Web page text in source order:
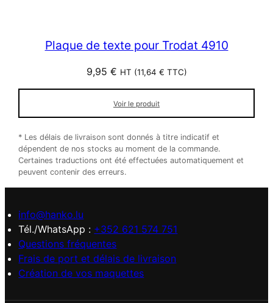
Plaque de texte pour Trodat 4910
9,95 € HT (11,64 € TTC)
Voir le produit
* Les délais de livraison sont donnés à titre indicatif et
dépendent de nos stocks au moment de la commande.
Certaines traductions ont été effectuées automatiquement et
peuvent contenir des erreurs.
info@hanko.lu
Tél./WhatsApp : +352 621 574 751
Questions fréquentes
Frais de port et délais de livraison
Création de vos maquettes